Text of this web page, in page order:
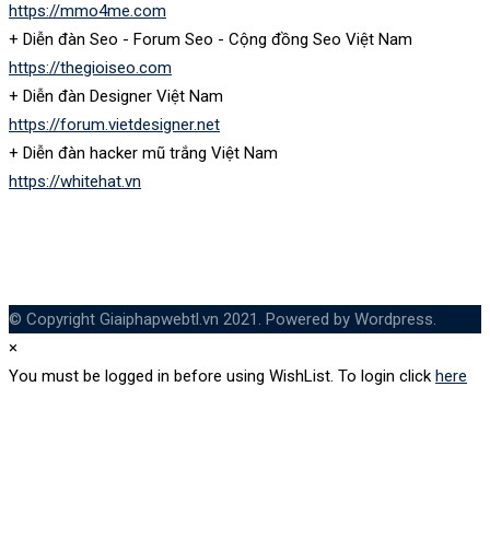
https://mmo4me.com
+ Diễn đàn Seo - Forum Seo - Cộng đồng Seo Việt Nam
https://thegioiseo.com
+ Diễn đàn Designer Việt Nam
https://forum.vietdesigner.net
+ Diễn đàn hacker mũ trắng Việt Nam
https://whitehat.vn
© Copyright Giaiphapwebtl.vn 2021. Powered by Wordpress.
×
You must be logged in before using WishList. To login click here